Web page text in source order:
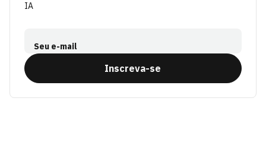
IA
Seu e-mail
Inscreva-se